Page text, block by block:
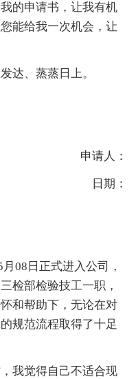
的申请书，让我有机
能给我一次机会，让
达、蒸蒸日上。
申请人：
日期：
08日正式进入公司，
检部检验技工一职，
和帮助下，无论在对
规范流程取得了十足
我觉得自己不适合现